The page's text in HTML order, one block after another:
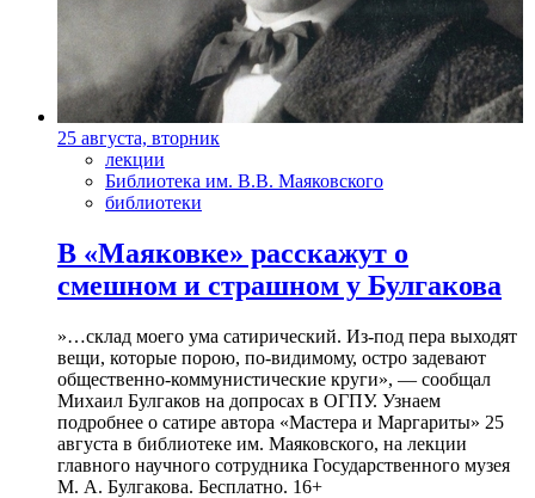
25 августа, вторник
лекции
Библиотека им. В.В. Маяковского
библиотеки
В «Маяковке» расскажут о
смешном и страшном у Булгакова
»…склад моего ума сатирический. Из-под пера выходят
вещи, которые порою, по-видимому, остро задевают
общественно-коммунистические круги», — сообщал
Михаил Булгаков на допросах в ОГПУ. Узнаем
подробнее о сатире автора «Мастера и Маргариты» 25
августа в библиотеке им. Маяковского, на лекции
главного научного сотрудника Государственного музея
М. А. Булгакова. Бесплатно. 16+